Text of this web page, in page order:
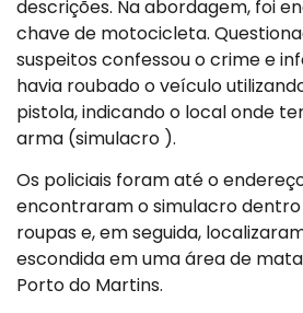
descrições. Na abordagem, foi
chave de motocicleta.
suspeitos confessou o crime e
havia roubado o veículo
pistola, indicando o local onde
arma (simulacro ).
Os policiais foram até o
encontraram o simulacro
roupas e, em seguida,
escondida em uma área de
Porto do Martins.